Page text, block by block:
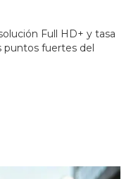
Full HD+ y tasa
puntos fuertes del